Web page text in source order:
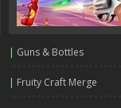
| Guns & Bottles
| Fruity Craft Merge